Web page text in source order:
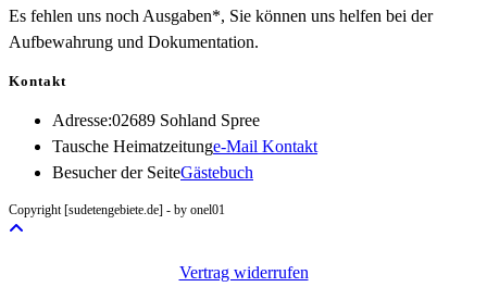
Es fehlen uns noch Ausgaben*, Sie können uns helfen bei der
Aufbewahrung und Dokumentation.
Kontakt
Adresse:02689 Sohland Spree
Tausche Heimatzeitunge-Mail KontaktOpens
Besucher der SeiteGästebuch
Copyright [sudetengebiete.de] - by onel01
Vertrag widerrufen